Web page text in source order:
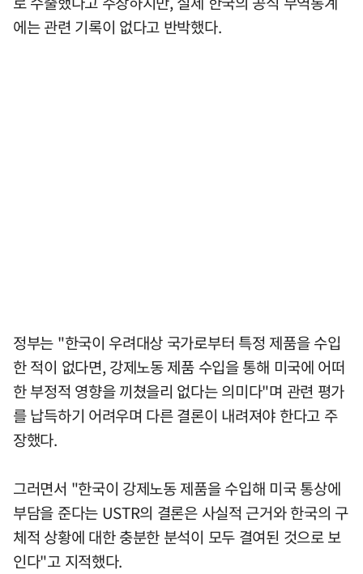
에는 관련 기록이 없다고 반박했다.
정부는 "한국이 우려대상 국가로부터 특정 제품을 수입
한 적이 없다면, 강제노동 제품 수입을 통해 미국에 어떠
한 부정적 영향을 끼쳤을리 없다는 의미다"며 관련 평가
를 납득하기 어려우며 다른 결론이 내려져야 한다고 주
장했다.
그러면서 "한국이 강제노동 제품을 수입해 미국 통상에
부담을 준다는 USTR의 결론은 사실적 근거와 한국의 구
체적 상황에 대한 충분한 분석이 모두 결여된 것으로 보
인다"고 지적했다.